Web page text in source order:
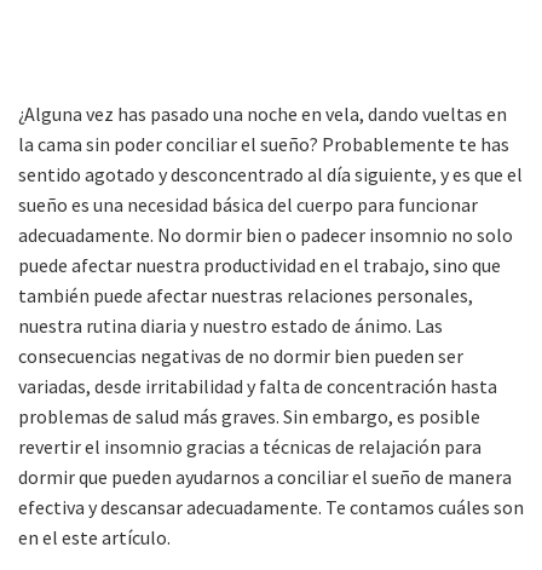
¿Alguna vez has pasado una noche en vela, dando vueltas en
la cama sin poder conciliar el sueño? Probablemente te has
sentido agotado y desconcentrado al día siguiente, y es que el
sueño es una necesidad básica del cuerpo para funcionar
adecuadamente. No dormir bien o padecer insomnio no solo
puede afectar nuestra productividad en el trabajo, sino que
también puede afectar nuestras relaciones personales,
nuestra rutina diaria y nuestro estado de ánimo. Las
consecuencias negativas de no dormir bien pueden ser
variadas, desde irritabilidad y falta de concentración hasta
problemas de salud más graves. Sin embargo, es posible
revertir el insomnio gracias a técnicas de relajación para
dormir que pueden ayudarnos a conciliar el sueño de manera
efectiva y descansar adecuadamente. Te contamos cuáles son
en el este artículo.